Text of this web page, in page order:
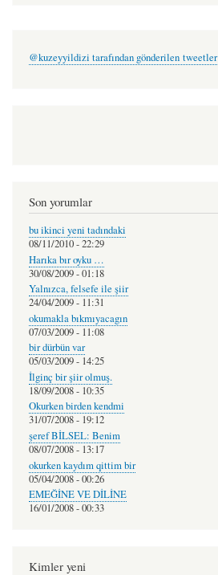
@kuzeyyildizi tarafından gönderilen tweetler
Son yorumlar
bu ikinci yeni tadındaki
08/11/2010 - 22:29
Harıka bır oyku …
30/08/2009 - 01:18
Yalnızca, felsefe ile şiir
24/04/2009 - 11:31
okumakla bıkmıyacagın
07/03/2009 - 11:08
bir dürbün var
05/03/2009 - 14:25
İlginç bir şiir olmuş.
18/09/2008 - 10:35
Okurken birden kendmi
31/07/2008 - 19:12
şeref BİLSEL: Benim
08/07/2008 - 13:17
okurken kaydım qittim bir
05/04/2008 - 00:26
EMEĞİNE VE DİLİNE
16/01/2008 - 00:33
Kimler yeni